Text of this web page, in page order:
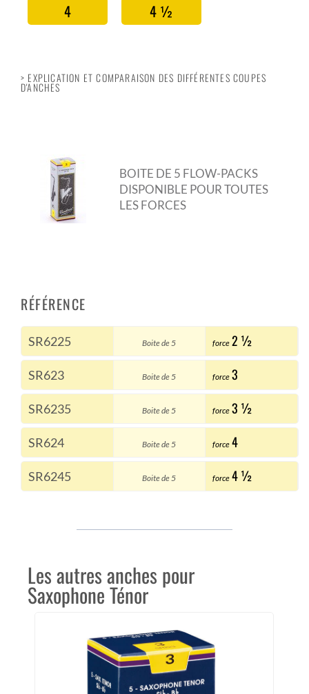
4
4 ½
> EXPLICATION ET COMPARAISON DES DIFFÉRENTES COUPES
D'ANCHES
BOITE DE 5 FLOW-PACKS
DISPONIBLE POUR TOUTES
LES FORCES
RÉFÉRENCE
SR6225 Boite de 5 force 2 ½
SR623 Boite de 5 force 3
SR6235 Boite de 5 force 3 ½
SR624 Boite de 5 force 4
SR6245 Boite de 5 force 4 ½
Les autres anches pour
Saxophone Ténor